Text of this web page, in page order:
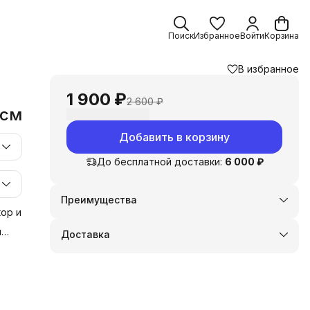
ПоискИзбранноеВойтиКорзина
и
В избранное
1 900 ₽2 600 ₽
Добавить в корзину
До бесплатной доставки: 6 000 ₽
Преимущества
Оплата частями в Сплит
Удобный возврат
Доставка